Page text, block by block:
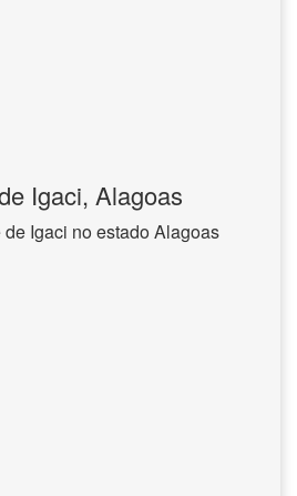
Igaci, Alagoas
Igaci no estado Alagoas